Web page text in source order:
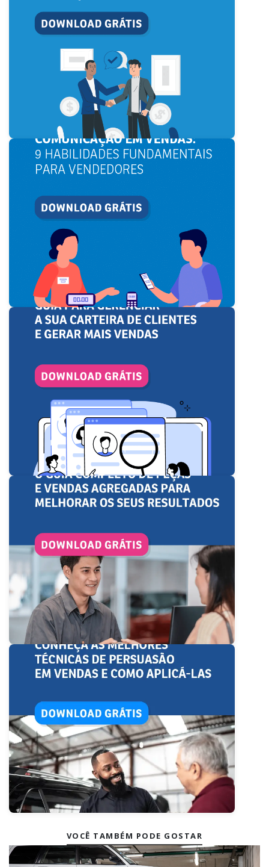
VOCÊ TAMBÉM PODE GOSTAR